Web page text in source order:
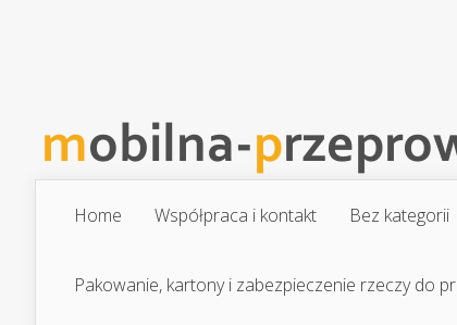
Home Współpraca i kontakt Bez kategorii
Pakowanie, kartony i zabezpieczenie rzeczy do